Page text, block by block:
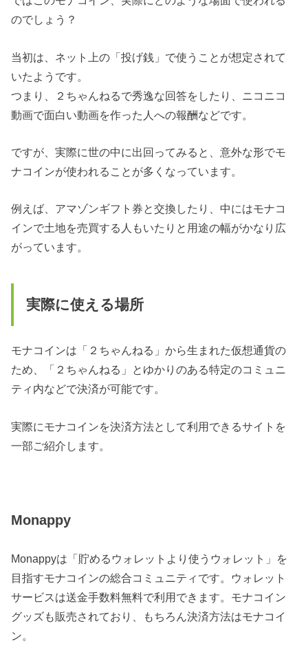
のでしょう？
当初は、ネット上の「投げ銭」で使うことが想定されて
いたようです。
つまり、２ちゃんねるで秀逸な回答をしたり、ニコニコ
動画で面白い動画を作った人への報酬などです。
ですが、実際に世の中に出回ってみると、意外な形でモ
ナコインが使われることが多くなっています。
例えば、アマゾンギフト券と交換したり、中にはモナコ
インで土地を売買する人もいたりと用途の幅がかなり広
がっています。
実際に使える場所
モナコインは「２ちゃんねる」から生まれた仮想通貨の
ため、「２ちゃんねる」とゆかりのある特定のコミュニ
ティ内などで決済が可能です。
実際にモナコインを決済方法として利用できるサイトを
一部ご紹介します。
Monappy
Monappyは「貯めるウォレットより使うウォレット」を
目指すモナコインの総合コミュニティです。ウォレット
サービスは送金手数料無料で利用できます。モナコイン
グッズも販売されており、もちろん決済方法はモナコイ
ン。